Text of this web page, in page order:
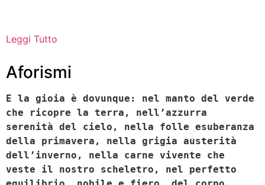
Leggi Tutto
Aforismi
E la gioia è dovunque: nel manto del verde
che ricopre la terra, nell’azzurra
serenità del cielo, nella folle esuberanza
della primavera, nella grigia austerità
dell’inverno, nella carne vivente che
veste il nostro scheletro, nel perfetto